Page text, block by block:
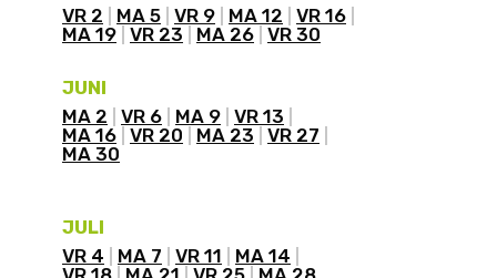
VR 2
MA 5 VR 9 MA 12
VR 16
MA 19 VR 23 MA 26 VR 30
JUNI
MA 2
VR 6 MA 9 VR 13
MA 16 VR 20 MA 23
VR 27
MA 30
JULI
VR 4
MA 7 VR 11
MA 14